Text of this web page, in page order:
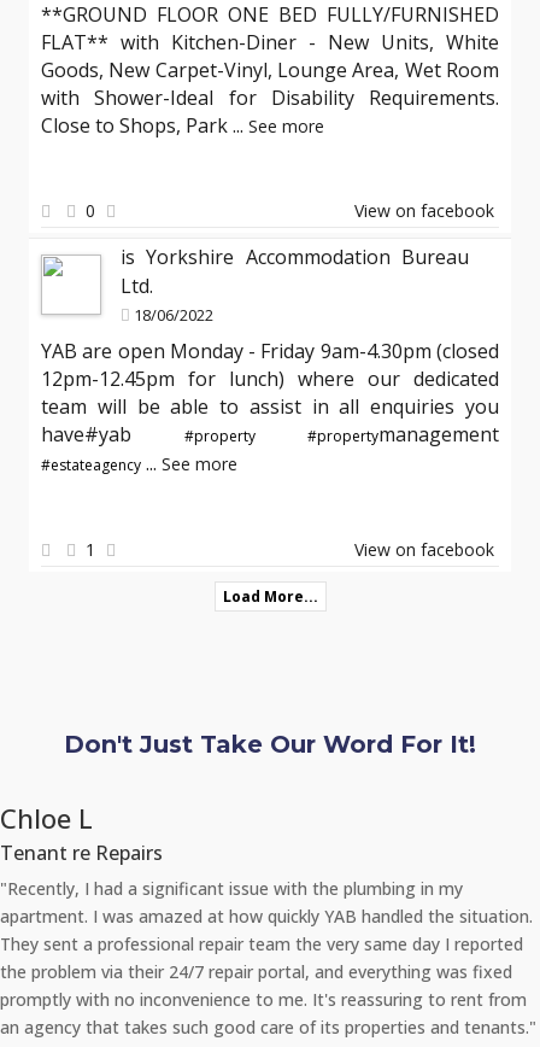
**GROUND FLOOR ONE BED FULLY/FURNISHED
FLAT** with Kitchen-Diner - New Units, White
Goods, New Carpet-Vinyl, Lounge Area, Wet Room
with Shower-Ideal for Disability Requirements.
Close to Shops, Park... See more
0 View on facebook
is Yorkshire Accommodation Bureau
Ltd.
18/06/2022
YAB are open Monday - Friday 9am-4.30pm (closed
12pm-12.45pm for lunch) where our dedicated
team will be able to assist in all enquiries you
have#yab
#property #propertymanagement
#estateagency ... See more
1 View on facebook
Load More...
Don't Just Take Our Word For It!
Chloe L
Tenant re Repairs
"Recently, I had a significant issue with the plumbing in my
apartment. I was amazed at how quickly YAB handled the situation.
They sent a professional repair team the very same day I reported
the problem via their 24/7 repair portal, and everything was fixed
promptly with no inconvenience to me. It's reassuring to rent from
an agency that takes such good care of its properties and tenants."